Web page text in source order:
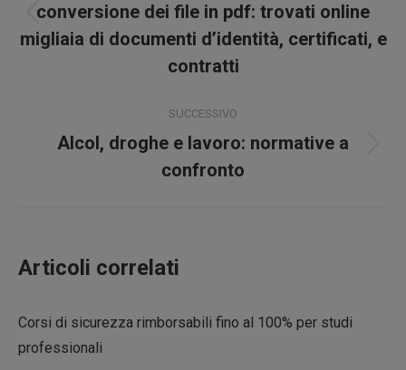
post
Post
precedente:
conversione dei file in pdf: trovati online
migliaia di documenti d’identità, certificati, e
contratti
SUCCESSIVO
Prossimo
post:
Alcol, droghe e lavoro: normative a
confronto
Articoli correlati
Corsi di sicurezza rimborsabili fino al 100% per studi
professionali